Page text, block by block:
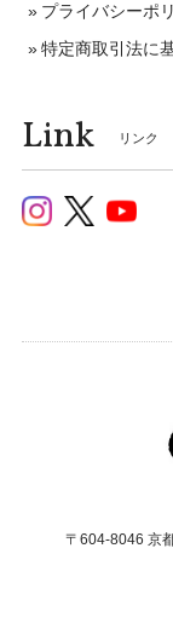
プライバシーポ
特定商取引法に
Link リンク
〒604-8046 京